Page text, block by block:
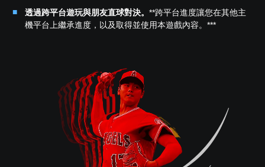
透過跨平台遊玩與朋友直球對決。 **跨平台進度讓您在其他主
機平台上繼承進度，以及取得並使用本遊戲內容。***